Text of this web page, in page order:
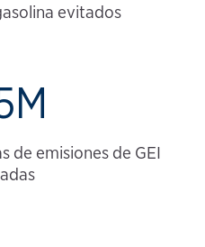
evitados
de emisiones de GEI